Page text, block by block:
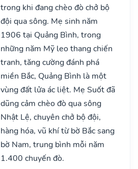
trong khi đang chèo đò chở bộ
đội qua sông. Mẹ sinh năm
1906 tại Quảng Bình, trong
những năm Mỹ leo thang chiến
tranh, tăng cường đánh phá
miền Bắc, Quảng Bình là một
vùng đất lửa ác liệt. Mẹ Suốt đã
dũng cảm chèo đò qua sông
Nhật Lệ, chuyên chở bộ đội,
hàng hóa, vũ khí từ bờ Bắc sang
bờ Nam, trung bình mỗi năm
1.400 chuyến đò.